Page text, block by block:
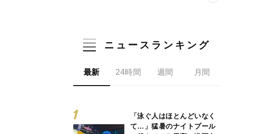
ニュースランキング
最新 24時間 週間 月間
「泳ぐ人はほとんどいなく
て…」猛暑のナイトプール